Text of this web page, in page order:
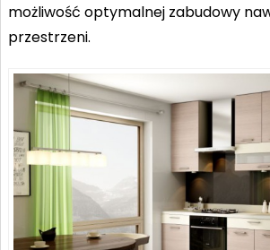
możliwość optymalnej zabudowy
przestrzeni.